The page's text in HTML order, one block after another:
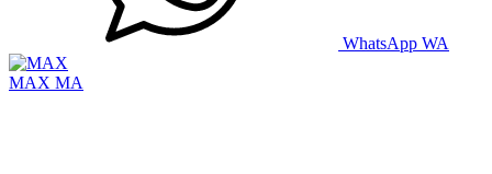
WhatsApp WA
MAX MA